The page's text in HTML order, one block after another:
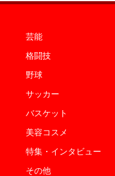
芸能
格闘技
野球
サッカー
バスケット
美容コスメ
特集・インタビュー
その他